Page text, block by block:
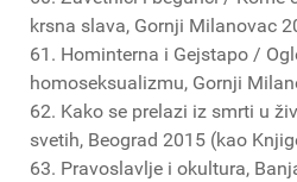
krsna slava, Gornji Milanovac
61. Hominterna i Gejstapo /
homoseksualizmu, Gornji
62. Kako se prelazi iz smrti u
svetih, Beograd 2015 (kao
63. Pravoslavlje i okultura,